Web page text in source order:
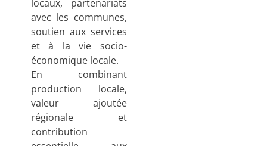
locaux, partenariats
avec les communes,
soutien aux services
et à la vie socio-
économique locale.
En combinant
production locale,
valeur ajoutée
régionale et
contribution